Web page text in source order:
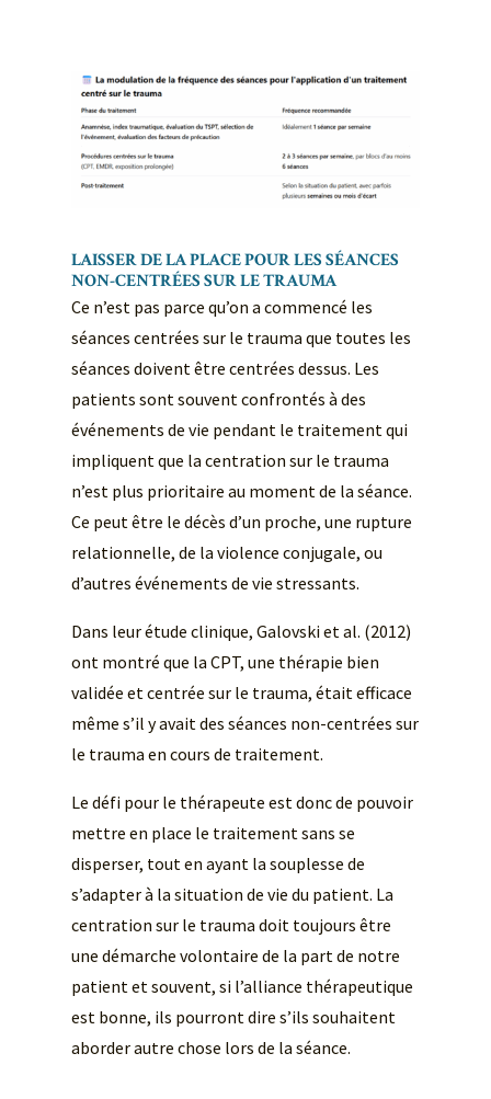
LAISSER DE LA PLACE POUR LES SÉANCES
NON-CENTRÉES SUR LE TRAUMA
Ce n’est pas parce qu’on a commencé les
séances centrées sur le trauma que toutes les
séances doivent être centrées dessus. Les
patients sont souvent confrontés à des
événements de vie pendant le traitement qui
impliquent que la centration sur le trauma
n’est plus prioritaire au moment de la séance.
Ce peut être le décès d’un proche, une rupture
relationnelle, de la violence conjugale, ou
d’autres événements de vie stressants.
Dans leur étude clinique, Galovski et al. (2012)
ont montré que la CPT, une thérapie bien
validée et centrée sur le trauma, était efficace
même s’il y avait des séances non-centrées sur
le trauma en cours de traitement.
Le défi pour le thérapeute est donc de pouvoir
mettre en place le traitement sans se
disperser, tout en ayant la souplesse de
s’adapter à la situation de vie du patient. La
centration sur le trauma doit toujours être
une démarche volontaire de la part de notre
patient et souvent, si l’alliance thérapeutique
est bonne, ils pourront dire s’ils souhaitent
aborder autre chose lors de la séance.